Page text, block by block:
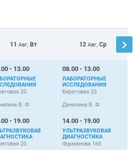
11 Авг, Вт 12 Авг,Ср
- 13.00
20
В. Ф
- 19.00
20
08.00 - 13.00
ЛАБОРАТОРНЫЕ
ИССЛЕДОВАНИЯ
Береговая 20
Данилина В. Ф
14.00 - 19.00
УЛЬТРАЗВУКОВАЯ
ДИАГНОСТИКА
Фурманова 165